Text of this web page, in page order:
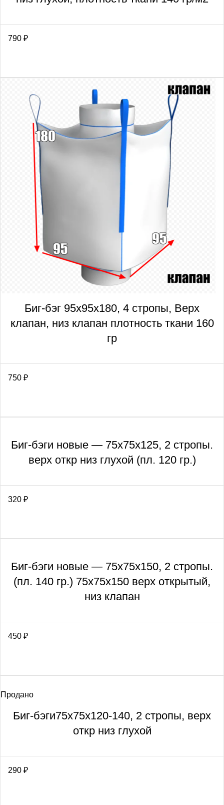
790 ₽
Биг-бэг 95х95х180, 4 стропы, Верх
клапан, низ клапан плотность ткани 160
гр
750 ₽
Биг-бэги новые — 75х75х125, 2 стропы.
верх откр низ глухой (пл. 120 гр.)
320 ₽
Биг-бэги новые — 75х75х150, 2 стропы.
(пл. 140 гр.) 75х75х150 верх открытый,
низ клапан
450 ₽
Продано
Биг-бэги75х75х120-140, 2 стропы, верх
откр низ глухой
290 ₽